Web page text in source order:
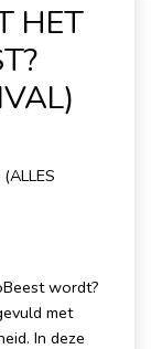
HET
wordt?
met
In deze